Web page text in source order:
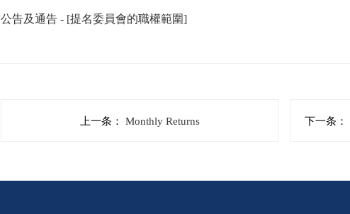
公告及通告 - [提名委員會的職權範圍]
上一条： Monthly Returns 下一条：